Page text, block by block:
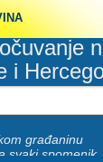
i
građaninu
svaki spomenik